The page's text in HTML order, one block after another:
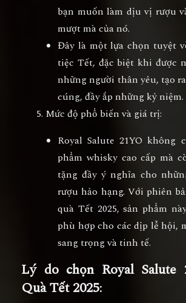
bạn muốn làm dịu vị rượu
mượt mà của nó.
Đây là một lựa chọn tuyệt
tiệc Tết, đặc biệt khi được
những người thân yêu, tạo
cúng, đầy ắp những kỷ niệm.
Mức độ phổ biến và giá trị:
Royal Salute 21YO không
phẩm whisky cao cấp mà
tặng đầy ý nghĩa cho
rượu hảo hạng. Với phiên
quà Tết 2025, sản phẩm
phù hợp cho các dịp lễ hội,
sang trọng và tinh tế.
Lý do chọn Royal Salute
Quà Tết 2025: